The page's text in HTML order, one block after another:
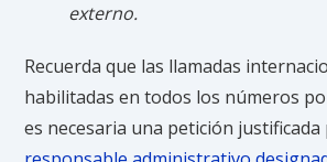
externo.
Recuerda que las llamadas
habilitadas en todos los números
es necesaria una petición justificada